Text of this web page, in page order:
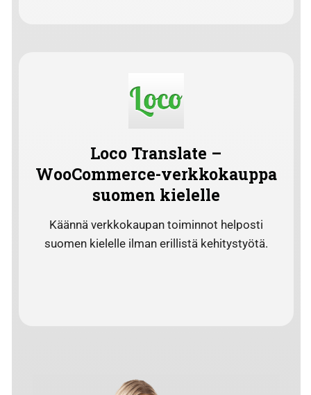
Loco Translate –
WooCommerce-verkkokauppa
suomen kielelle
Käännä verkkokaupan toiminnot helposti
suomen kielelle ilman erillistä kehitystyötä.